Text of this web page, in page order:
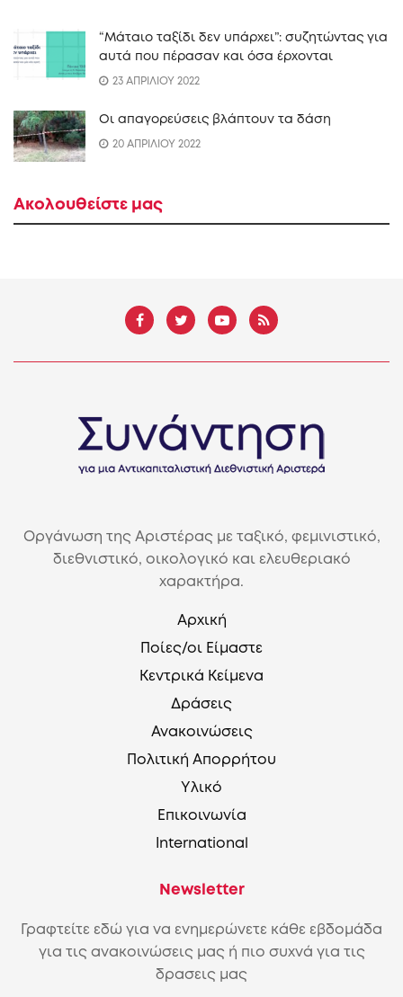
“Mάταιο ταξίδι δεν υπάρχει”: συζητώντας για
αυτά που πέρασαν και όσα έρχονται
23 ΑΠΡΙΛΙΟΥ 2022
Οι απαγορεύσεις βλάπτουν τα δάση
20 ΑΠΡΙΛΙΟΥ 2022
Ακολουθείστε μας
Οργάνωση της Αριστέρας με ταξικό, φεμινιστικό,
διεθνιστικό, οικολογικό και ελευθεριακό
χαρακτήρα.
Αρχική
Ποίες/οι Είμαστε
Κεντρικά Κείμενα
Δράσεις
Ανακοινώσεις
Πολιτική Απορρήτου
Υλικό
Επικοινωνία
International
Newsletter
Γραφτείτε εδώ για να ενημερώνετε κάθε εβδομάδα
για τις ανακοινώσεις μας ή πιο συχνά για τις
δρασεις μας